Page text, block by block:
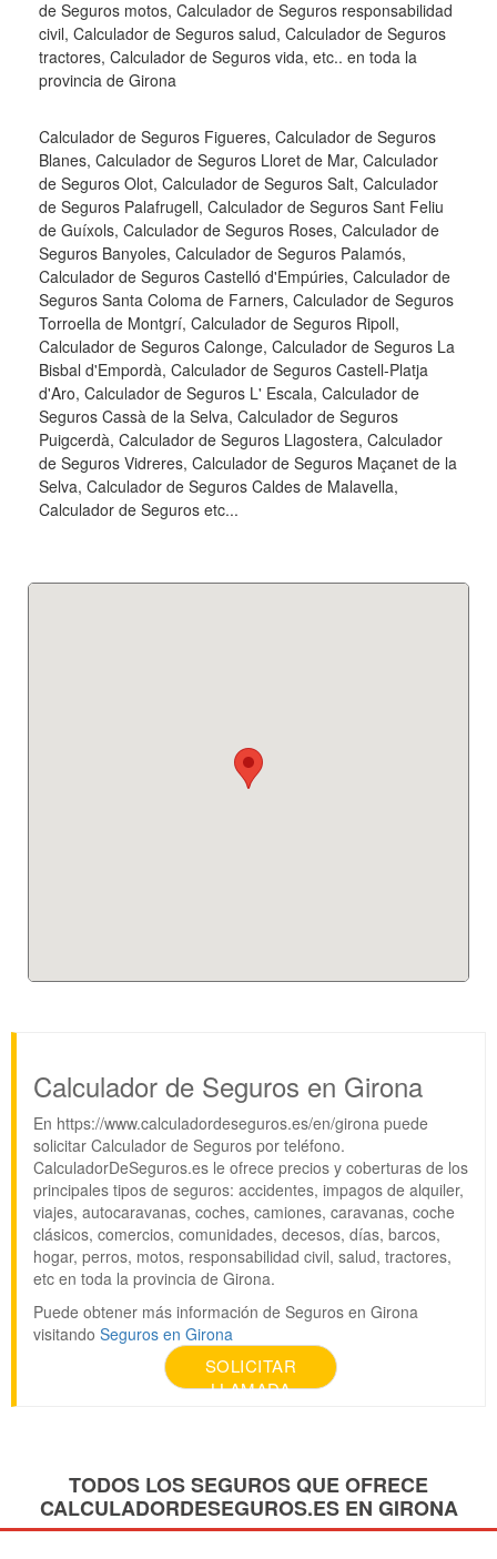
de Seguros motos, Calculador de Seguros responsabilidad
civil, Calculador de Seguros salud, Calculador de Seguros
tractores, Calculador de Seguros vida, etc.. en toda la
provincia de Girona
Calculador de Seguros Figueres, Calculador de Seguros
Blanes, Calculador de Seguros Lloret de Mar, Calculador
de Seguros Olot, Calculador de Seguros Salt, Calculador
de Seguros Palafrugell, Calculador de Seguros Sant Feliu
de Guíxols, Calculador de Seguros Roses, Calculador de
Seguros Banyoles, Calculador de Seguros Palamós,
Calculador de Seguros Castelló d'Empúries, Calculador de
Seguros Santa Coloma de Farners, Calculador de Seguros
Torroella de Montgrí, Calculador de Seguros Ripoll,
Calculador de Seguros Calonge, Calculador de Seguros La
Bisbal d'Empordà, Calculador de Seguros Castell-Platja
d'Aro, Calculador de Seguros L' Escala, Calculador de
Seguros Cassà de la Selva, Calculador de Seguros
Puigcerdà, Calculador de Seguros Llagostera, Calculador
de Seguros Vidreres, Calculador de Seguros Maçanet de la
Selva, Calculador de Seguros Caldes de Malavella,
Calculador de Seguros etc...
Calculador de Seguros en Girona
En https://www.calculadordeseguros.es/en/girona puede
solicitar Calculador de Seguros por teléfono.
CalculadorDeSeguros.es le ofrece precios y coberturas de los
principales tipos de seguros: accidentes, impagos de alquiler,
viajes, autocaravanas, coches, camiones, caravanas, coche
clásicos, comercios, comunidades, decesos, días, barcos,
hogar, perros, motos, responsabilidad civil, salud, tractores,
etc en toda la provincia de Girona.
Puede obtener más información de Seguros en Girona
visitando Seguros en Girona
SOLICITAR
LLAMADA
TODOS LOS SEGUROS QUE OFRECE
CALCULADORDESEGUROS.ES EN GIRONA